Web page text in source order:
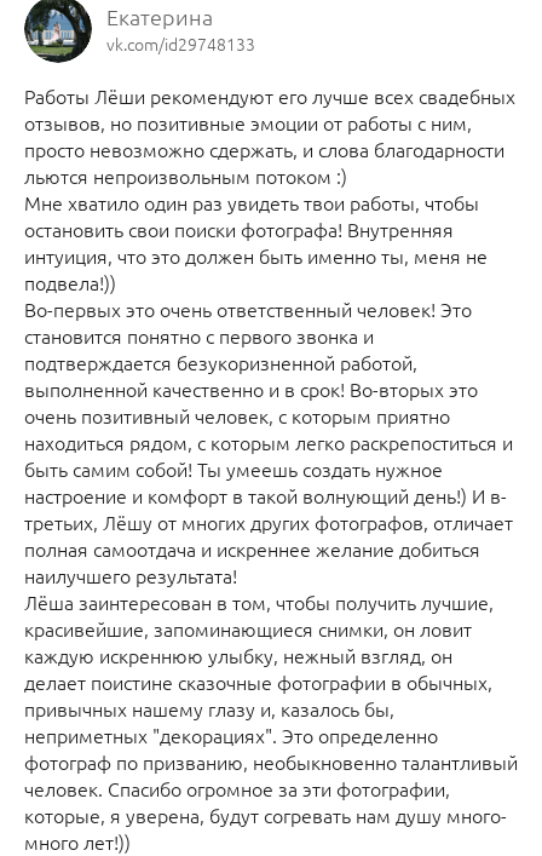
Екатерина
vk.com/id29748133
Работы Лёши рекомендуют его лучше всех свадебных
отзывов, но позитивные эмоции от работы с ним,
просто невозможно сдержать, и слова благодарности
льются непроизвольным потоком :)
Мне хватило один раз увидеть твои работы, чтобы
остановить свои поиски фотографа! Внутренняя
интуиция, что это должен быть именно ты, меня не
подвела!))
Во-первых это очень ответственный человек! Это
становится понятно с первого звонка и
подтверждается безукоризненной работой,
выполненной качественно и в срок! Во-вторых это
очень позитивный человек, с которым приятно
находиться рядом, с которым легко раскрепоститься и
быть самим собой! Ты умеешь создать нужное
настроение и комфорт в такой волнующий день!) И в-
третьих, Лёшу от многих других фотографов, отличает
полная самоотдача и искреннее желание добиться
наилучшего результата!
Лёша заинтересован в том, чтобы получить лучшие,
красивейшие, запоминающиеся снимки, он ловит
каждую искреннюю улыбку, нежный взгляд, он
делает поистине сказочные фотографии в обычных,
привычных нашему глазу и, казалось бы,
неприметных "декорациях". Это определенно
фотограф по призванию, необыкновенно талантливый
человек. Спасибо огромное за эти фотографии,
которые, я уверена, будут согревать нам душу много-
много лет!))